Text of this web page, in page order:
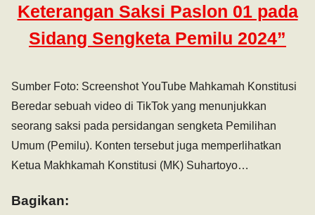
Keterangan Saksi Paslon 01 pada
Sidang Sengketa Pemilu 2024”
Sumber Foto: Screenshot YouTube Mahkamah Konstitusi
Beredar sebuah video di TikTok yang menunjukkan
seorang saksi pada persidangan sengketa Pemilihan
Umum (Pemilu). Konten tersebut juga memperlihatkan
Ketua Makhkamah Konstitusi (MK) Suhartoyo…
Bagikan: